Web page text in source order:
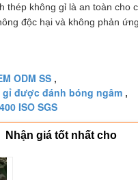
thép không gỉ là an toàn cho
độc hại và không phản
ODM SS ,
được đánh bóng ngâm ,
ISO SGS
Nhận giá tốt nhất cho